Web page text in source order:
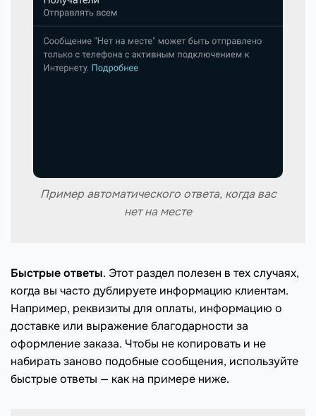
Пример автоматического ответа, когда вас
нет на месте
Быстрые ответы. Этот раздел полезен в тех случаях,
когда вы часто дублируете информацию клиентам.
Например, реквизиты для оплаты, информацию о
доставке или выражение благодарности за
оформление заказа. Чтобы не копировать и не
набирать заново подобные сообщения, используйте
быстрые ответы — как на примере ниже.